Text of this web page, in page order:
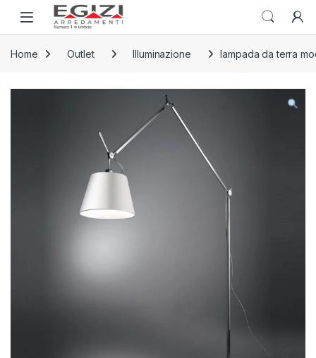
Skip to navigation
Skip to content
Open
Home Outlet Illuminazione lampada da terra